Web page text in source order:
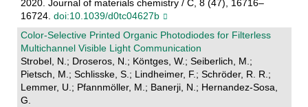
2020. Journal of materials chemistry / C, 8 (47), 16716–
16724. doi:10.1039/d0tc04627b
Color‐Selective Printed Organic Photodiodes for Filterless
Multichannel Visible Light Communication
Strobel, N.; Droseros, N.; Köntges, W.; Seiberlich, M.;
Pietsch, M.; Schlisske, S.; Lindheimer, F.; Schröder, R. R.;
Lemmer, U.; Pfannmöller, M.; Banerji, N.; Hernandez-Sosa,
G.